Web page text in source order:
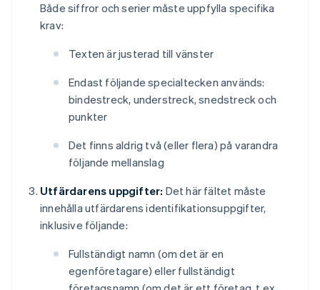
Både siffror och serier måste uppfylla specifika
krav:
Texten är justerad till vänster
Endast följande specialtecken används:
bindestreck, understreck, snedstreck och
punkter
Det finns aldrig två (eller flera) på varandra
följande mellanslag
Utfärdarens uppgifter: Det här fältet måste
innehålla utfärdarens identifikationsuppgifter,
inklusive följande:
Fullständigt namn (om det är en
egenföretagare) eller fullständigt